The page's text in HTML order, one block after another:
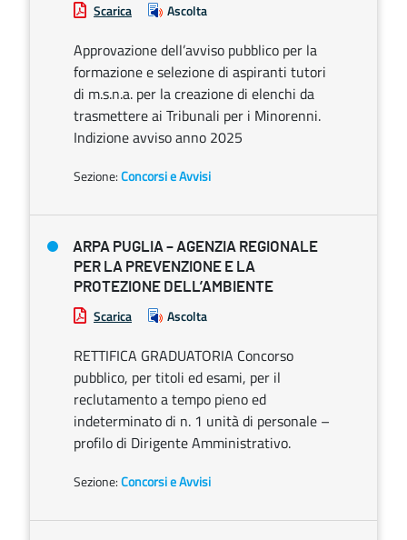
Scarica Ascolta
Approvazione dell’avviso pubblico per la
formazione e selezione di aspiranti tutori
di m.s.n.a. per la creazione di elenchi da
trasmettere ai Tribunali per i Minorenni.
Indizione avviso anno 2025
Sezione:Concorsi e Avvisi
ARPA PUGLIA – AGENZIA REGIONALE
PER LA PREVENZIONE E LA
PROTEZIONE DELL’AMBIENTE
Scarica Ascolta
RETTIFICA GRADUATORIA Concorso
pubblico, per titoli ed esami, per il
reclutamento a tempo pieno ed
indeterminato di n. 1 unità di personale –
profilo di Dirigente Amministrativo.
Sezione:Concorsi e Avvisi